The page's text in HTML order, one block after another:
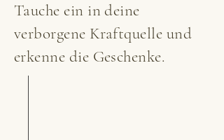
Tauche ein in deine
verborgene Kraftquelle und
erkenne die Geschenke.